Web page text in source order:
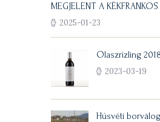
MEGJELENT A
2025-01-23
Olaszrizling
2023-03-19
Húsvéti